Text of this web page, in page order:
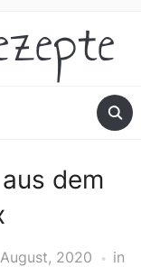
dem
2020
in